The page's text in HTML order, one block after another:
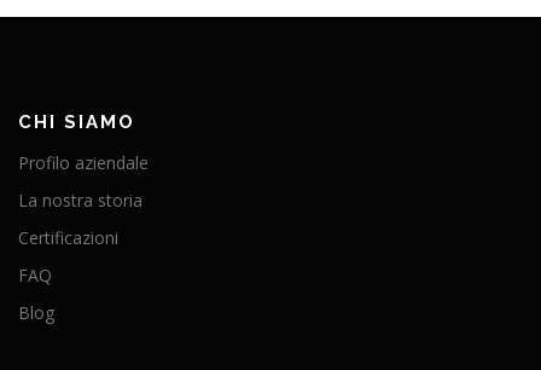
CHI SIAMO
Profilo aziendale
La nostra storia
Certificazioni
FAQ
Blog